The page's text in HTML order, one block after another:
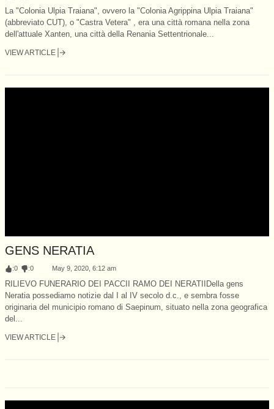
La "Colonia Ulpia Traiana", ovvero la "Colonia Agrippina Ulpia Traiana"
(abbreviato CUT), o "Castra Vetera" , era una città romana nella zona
dell'attuale Xanten, una città della Renania Settentrionale...
VIEW ARTICLE
GENS NERATIA
:0 :0 May 9, 2020, 6:12 am
RILIEVO FUNERARIO DEI PACCII RAMO DEI NERATIIDella gens
Neratia possediamo notizie dal I al IV secolo d.c., e sembra fosse
originaria del municipio romano di Saepinum, situato nella zona geografica
del...
VIEW ARTICLE